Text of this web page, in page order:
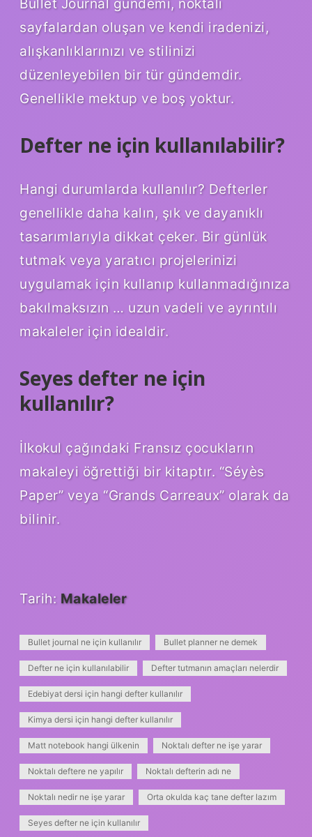
sayfalardan oluşan ve kendi iradenizi,
alışkanlıklarınızı ve stilinizi
düzenleyebilen bir tür gündemdir.
Genellikle mektup ve boş yoktur.
Defter ne için kullanılabilir?
Hangi durumlarda kullanılır? Defterler
genellikle daha kalın, şık ve dayanıklı
tasarımlarıyla dikkat çeker. Bir günlük
tutmak veya yaratıcı projelerinizi
uygulamak için kullanıp kullanmadığınıza
bakılmaksızın … uzun vadeli ve ayrıntılı
makaleler için idealdir.
Seyes defter ne için
kullanılır?
İlkokul çağındaki Fransız çocukların
makaleyi öğrettiği bir kitaptır. “Séyès
Paper” veya “Grands Carreaux” olarak da
bilinir.
Tarih: Makaleler
Bullet journal ne için kullanılır Bullet planner ne demek
Defter ne için kullanılabilir Defter tutmanın amaçları nelerdir
Edebiyat dersi için hangi defter kullanılır
Kimya dersi için hangi defter kullanılır
Matt notebook hangi ülkenin Noktalı defter ne işe yarar
Noktalı deftere ne yapılır Noktalı defterin adı ne
Noktalı nedir ne işe yarar Orta okulda kaç tane defter lazım
Seyes defter ne için kullanılır